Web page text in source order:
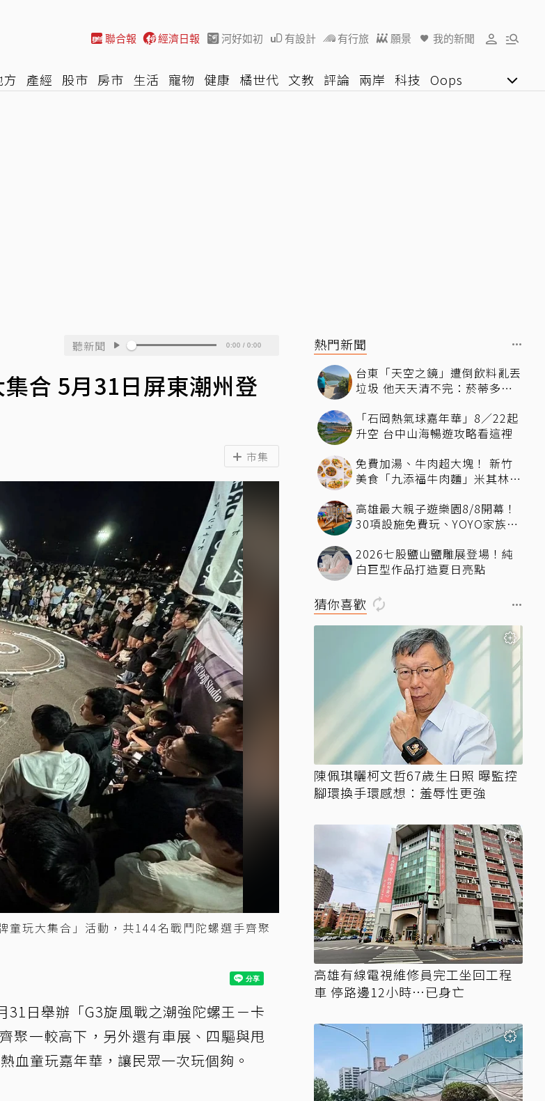
聯合報 經濟日報 河好如初 有設計 有行旅 願景 我的新聞
方 產經 股市 房市 生活 寵物 健康 橘世代 文教 評論 兩岸 科技 Oops
飆極端高溫
聽新聞 0:00 / 0:00
合 5月31日屏東潮州登
市集
玩大集合」活動，共144名戰鬥陀螺選手齊聚
31日舉辦「G3旋風戰之潮強陀螺王－卡
聚一較高下，另外還有車展、四驅與甩
血童玩嘉年華，讓民眾一次玩個夠。
熱門新聞
台東「天空之鏡」遭倒飲料亂丟
垃圾 他天天清不完：菸蒂多到
「石岡熱氣球嘉年華」8／22起
升空 台中山海暢遊攻略看這裡
免費加湯、牛肉超大塊！ 新竹
美食「九添福牛肉麵」米其林必
高雄最大親子遊樂園8/8開幕！
30項設施免費玩、YOYO家族嗨
2026七股鹽山鹽雕展登場！純
白巨型作品打造夏日亮點
猜你喜歡
陳佩琪曬柯文哲67歲生日照 曝監控
腳環換手環感想：羞辱性更強
高雄有線電視維修員完工坐回工程
車 停路邊12小時…已身亡